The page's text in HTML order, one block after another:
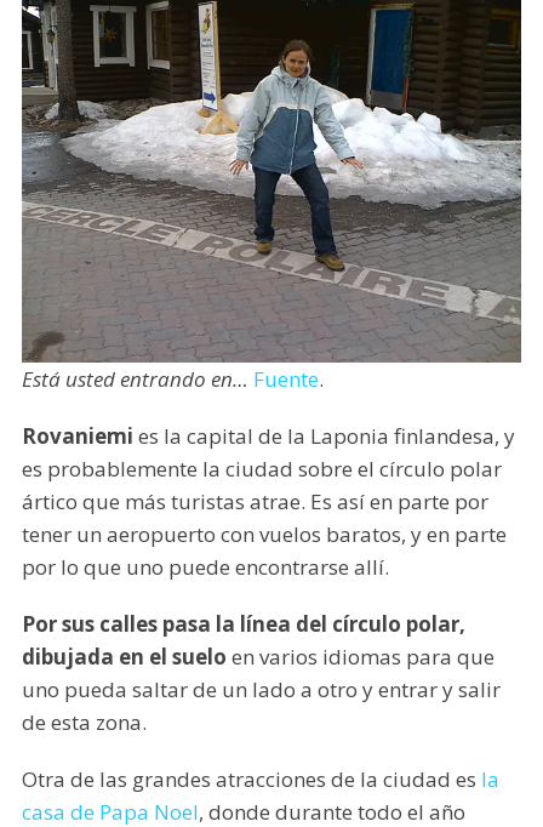
Está usted entrando en… Fuente.
Rovaniemi es la capital de la Laponia finlandesa, y
es probablemente la ciudad sobre el círculo polar
ártico que más turistas atrae. Es así en parte por
tener un aeropuerto con vuelos baratos, y en parte
por lo que uno puede encontrarse allí.
Por sus calles pasa la línea del círculo polar,
dibujada en el suelo en varios idiomas para que
uno pueda saltar de un lado a otro y entrar y salir
de esta zona.
Otra de las grandes atracciones de la ciudad es la
casa de Papa Noel, donde durante todo el año